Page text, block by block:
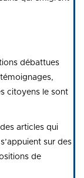
débattues
citoyens le sont
articles qui
sur des
de